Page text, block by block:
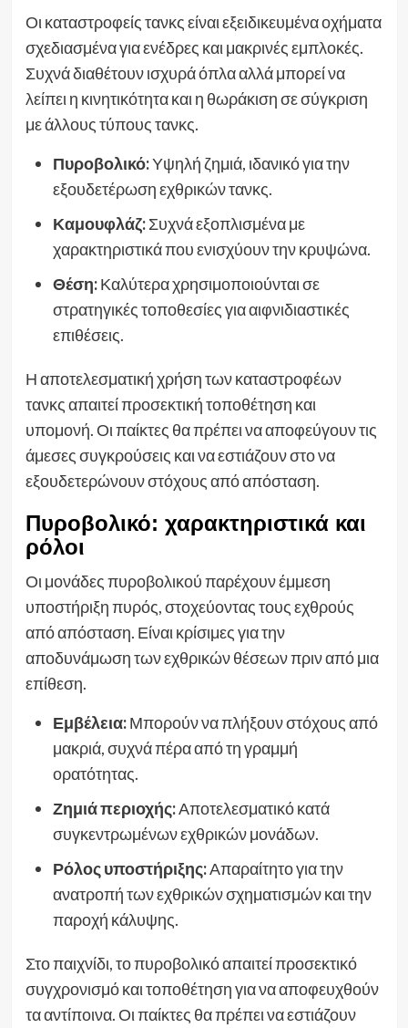
Οι καταστροφείς τανκς είναι εξειδικευμένα οχήματα
σχεδιασμένα για ενέδρες και μακρινές εμπλοκές.
Συχνά διαθέτουν ισχυρά όπλα αλλά μπορεί να
λείπει η κινητικότητα και η θωράκιση σε σύγκριση
με άλλους τύπους τανκς.
Πυροβολικό:Υψηλή ζημιά, ιδανικό για την
εξουδετέρωση εχθρικών τανκς.
Καμουφλάζ:Συχνά εξοπλισμένα με
χαρακτηριστικά που ενισχύουν την κρυψώνα.
Θέση:Καλύτερα χρησιμοποιούνται σε
στρατηγικές τοποθεσίες για αιφνιδιαστικές
επιθέσεις.
Η αποτελεσματική χρήση των καταστροφέων
τανκς απαιτεί προσεκτική τοποθέτηση και
υπομονή. Οι παίκτες θα πρέπει να αποφεύγουν τις
άμεσες συγκρούσεις και να εστιάζουν στο να
εξουδετερώνουν στόχους από απόσταση.
Πυροβολικό: χαρακτηριστικά και
ρόλοι
Οι μονάδες πυροβολικού παρέχουν έμμεση
υποστήριξη πυρός, στοχεύοντας τους εχθρούς
από απόσταση. Είναι κρίσιμες για την
αποδυνάμωση των εχθρικών θέσεων πριν από μια
επίθεση.
Εμβέλεια:Μπορούν να πλήξουν στόχους από
μακριά, συχνά πέρα από τη γραμμή
ορατότητας.
Ζημιά περιοχής:Αποτελεσματικό κατά
συγκεντρωμένων εχθρικών μονάδων.
Ρόλος υποστήριξης:Απαραίτητο για την
ανατροπή των εχθρικών σχηματισμών και την
παροχή κάλυψης.
Στο παιχνίδι, το πυροβολικό απαιτεί προσεκτικό
συγχρονισμό και τοποθέτηση για να αποφευχθούν
τα αντίποινα. Οι παίκτες θα πρέπει να εστιάζουν